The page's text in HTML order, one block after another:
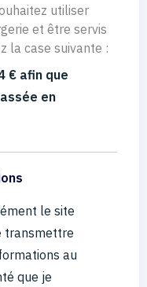
utiliser
et être servis
la case suivante :
€ afin que
en
le site
transmettre
au
que je